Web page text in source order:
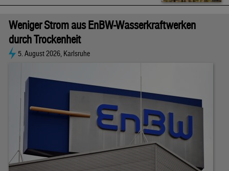
Weniger Strom aus EnBW-Wasserkraftwerken
durch Trockenheit
5. August 2026, Karlsruhe